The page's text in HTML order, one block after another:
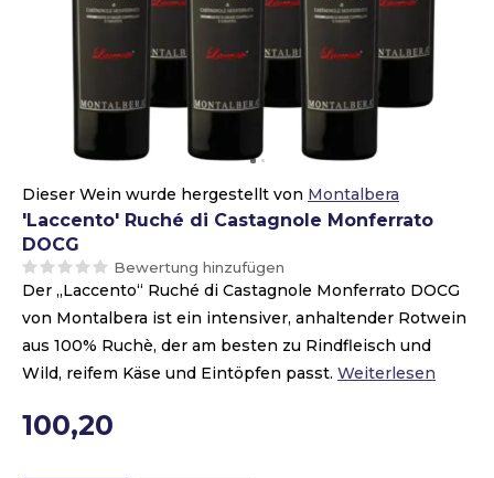
Dieser Wein wurde hergestellt von Montalbera
'Laccento' Ruché di Castagnole Monferrato
DOCG
Bewertung hinzufügen
Der „Laccento“ Ruché di Castagnole Monferrato DOCG
von Montalbera ist ein intensiver, anhaltender Rotwein
aus 100% Ruchè, der am besten zu Rindfleisch und
Wild, reifem Käse und Eintöpfen passt. Weiterlesen
100,20